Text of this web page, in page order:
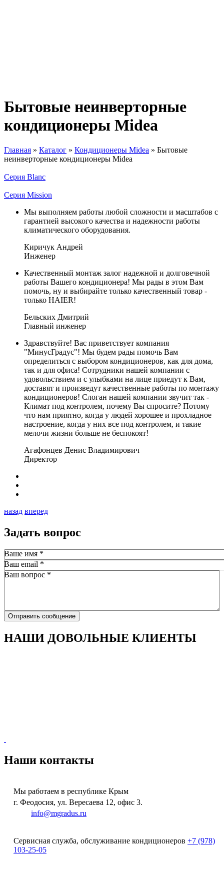
Бытовые неинверторные
кондиционеры Midea
Вы здесь
Главная » Каталог » Кондиционеры Midea » Бытовые
неинверторные кондиционеры Midea
Серия Blanc
Серия Mission
Мы выполняем работы любой сложности и масштабов с
гарантией высокого качества и надежности работы
климатического оборудования.
Киричук Андрей
Инженер
Качественный монтаж залог надежной и долговечной
работы Вашего кондиционера! Мы рады в этом Вам
помочь, ну и выбирайте только качественный товар -
только HAIER!
Бельских Дмитрий
Главный инженер
Здравствуйте! Вас приветствует компания
"МинусГрадус"! Мы будем рады помочь Вам
определиться с выбором кондиционеров, как для дома,
так и для офиса! Сотрудники нашей компании с
удовольствием и с улыбками на лице приедут к Вам,
доставят и произведут качественные работы по монтажу
кондиционеров! Слоган нашей компании звучит так -
Климат под контролем, почему Вы спросите? Потому
что нам приятно, когда у людей хорошее и прохладное
настроение, когда у них все под контролем, и такие
мелочи жизни больше не беспокоят!
Агафонцев Денис Владимирович
Директор
назад вперед
Задать вопрос
Ваше имя *
Ваш email *
Ваш вопрос *
Отправить сообщение
НАШИ ДОВОЛЬНЫЕ КЛИЕНТЫ
Наши контакты
Мы работаем в республике Крым
г. Феодосия, ул. Вересаева 12, офис 3.
info@mgradus.ru
Сервисная служба, обслуживание кондиционеров +7 (978)
103-25-05